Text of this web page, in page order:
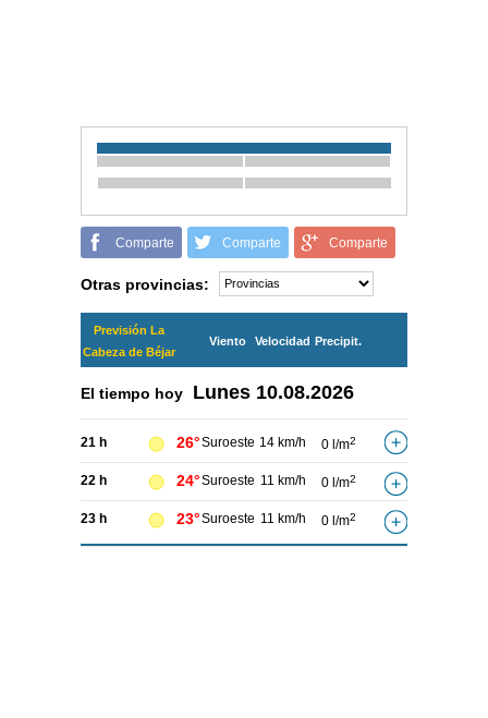
Comparte Comparte Comparte
Otras provincias:
Previsión La
Cabeza de Béjar
Viento Velocidad Precipit.
El tiempo hoy Lunes 10.08.2026
21 h 26°Suroeste 14 km/h 0 l/m2
22 h 24°Suroeste 11 km/h 0 l/m2
23 h 23°Suroeste 11 km/h 0 l/m2